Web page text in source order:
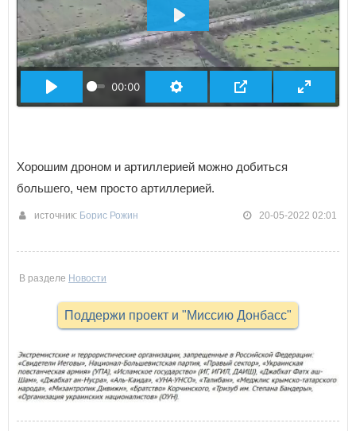
00:00
ВОСПРОИЗВЕСТИ
Хорошим дроном и артиллерией можно добиться
большего, чем просто артиллерией.
источник: Борис Рожин 20-05-2022 02:01
В разделе Новости
Поддержи проект и "Миссию Донбасс"